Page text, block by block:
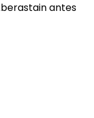
antes